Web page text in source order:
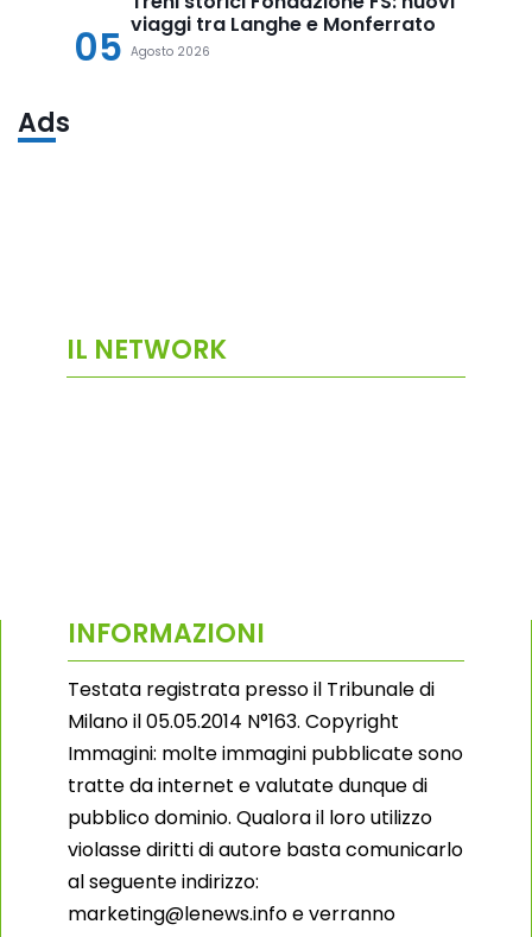
05 viaggi tra Langhe e Monferrato
Agosto 2026
Ads
IL NETWORK
INFORMAZIONI
Testata registrata presso il Tribunale di
Milano il 05.05.2014 N°163. Copyright
Immagini: molte immagini pubblicate sono
tratte da internet e valutate dunque di
pubblico dominio. Qualora il loro utilizzo
violasse diritti di autore basta comunicarlo
al seguente indirizzo:
marketing@lenews.info e verranno